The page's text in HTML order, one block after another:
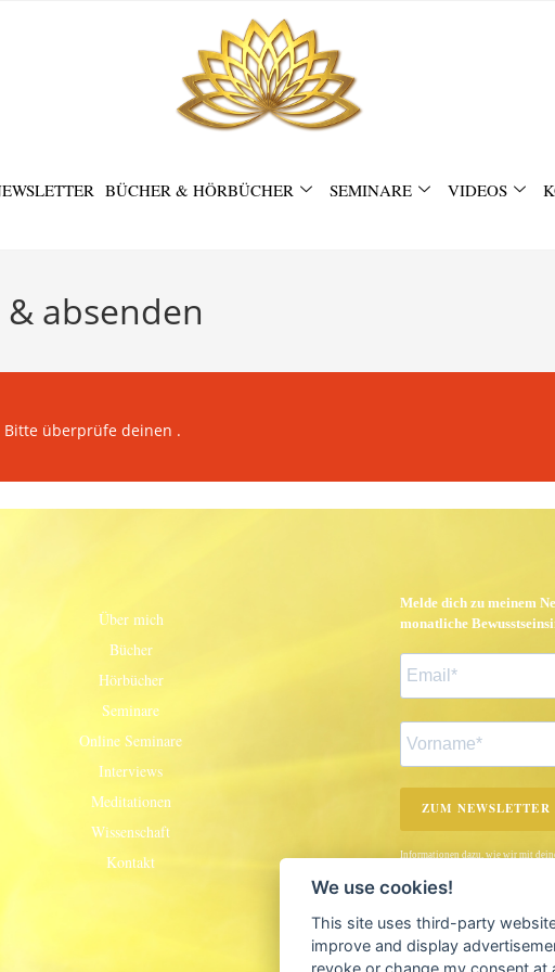
Um die
BÜCHER & HÖRBÜCHER SEMINARE VIDEOS
absenden
Bitte überprüfe deinen .
Über mich
Bücher
Hörbücher
Seminare
Online Seminare
Interviews
Meditationen
Wissenschaft
Kontakt
Melde dich zu meinem
monatliche
ZUM NEWSLETTER
Informationen dazu, wie wir mit
abmelden.
We use cookies!
This site uses third-party
improve and display